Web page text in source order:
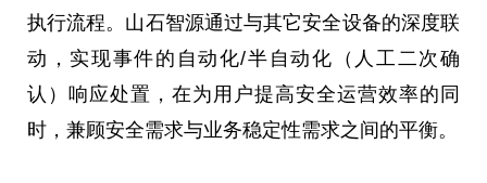
执行流程。山石智源通过与其它安全设备的深度联
动，实现事件的自动化/半自动化（人工二次确
认）响应处置，在为用户提高安全运营效率的同
时，兼顾安全需求与业务稳定性需求之间的平衡。